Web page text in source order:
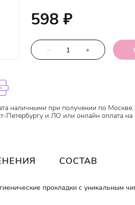
598 ₽
– +
наличными при получении по
Петербургу и ЛО или онлайн оплата на
СОСТАВ
прокладки с уникальным